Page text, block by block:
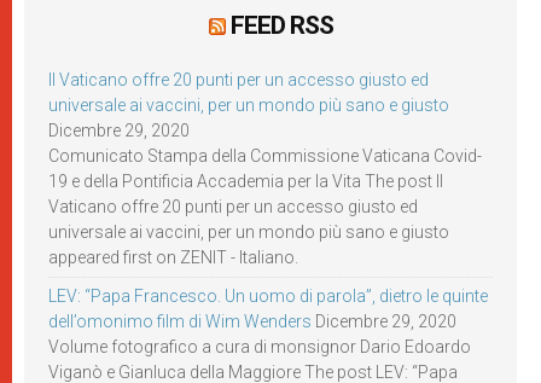
FEED RSS
Il Vaticano offre 20 punti per un accesso giusto ed
universale ai vaccini, per un mondo più sano e giusto
Dicembre 29, 2020
Comunicato Stampa della Commissione Vaticana Covid-
19 e della Pontificia Accademia per la Vita The post Il
Vaticano offre 20 punti per un accesso giusto ed
universale ai vaccini, per un mondo più sano e giusto
appeared first on ZENIT - Italiano.
LEV: “Papa Francesco. Un uomo di parola”, dietro le quinte
dell’omonimo film di Wim Wenders Dicembre 29, 2020
Volume fotografico a cura di monsignor Dario Edoardo
Viganò e Gianluca della Maggiore The post LEV: “Papa